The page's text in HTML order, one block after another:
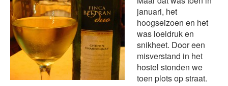
januari, het
hoogseizoen en het
was loeidruk en
snikheet. Door een
misverstand in het
hostel stonden we
toen plots op straat.